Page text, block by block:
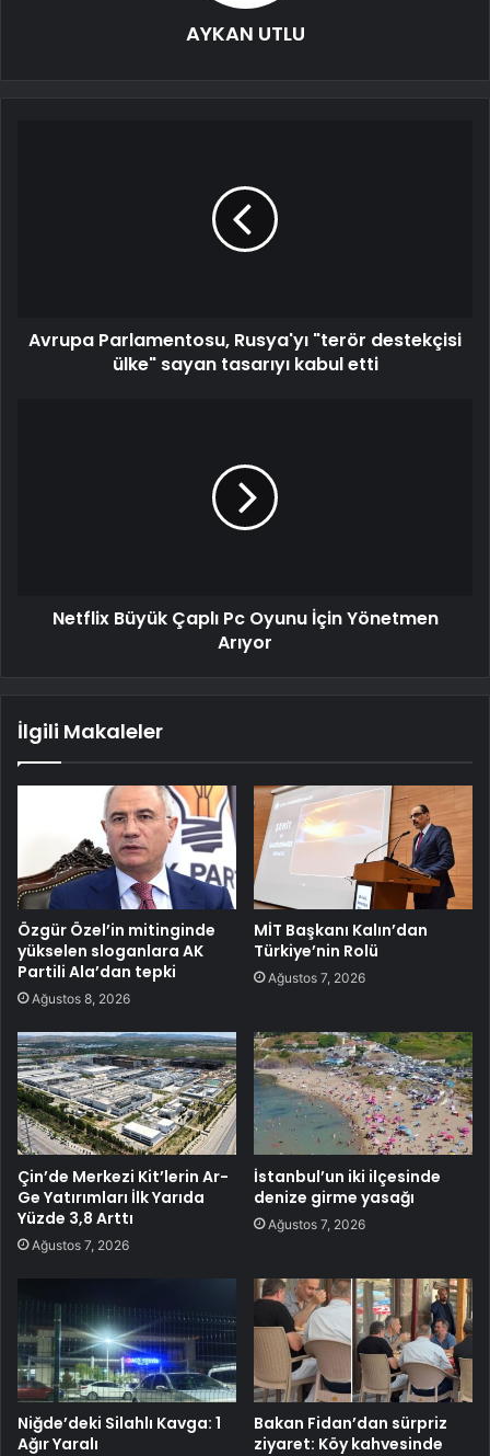
AYKAN UTLU
Avrupa Parlamentosu, Rusya'yı "terör destekçisi
ülke" sayan tasarıyı kabul etti
Netflix Büyük Çaplı Pc Oyunu İçin Yönetmen
Arıyor
İlgili Makaleler
Özgür Özel’in mitinginde
yükselen sloganlara AK
Partili Ala’dan tepki
Ağustos 8, 2026
MİT Başkanı Kalın’dan
Türkiye’nin Rolü
Ağustos 7, 2026
Çin’de Merkezi Kit’lerin Ar-
Ge Yatırımları İlk Yarıda
Yüzde 3,8 Arttı
Ağustos 7, 2026
İstanbul’un iki ilçesinde
denize girme yasağı
Ağustos 7, 2026
Niğde’deki Silahlı Kavga: 1
Ağır Yaralı
Bakan Fidan’dan sürpriz
ziyaret: Köy kahvesinde